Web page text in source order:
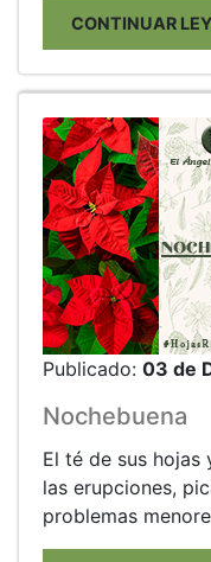
CONTINUAR
Publicado: 03 de
Nochebuena
El té de sus
las erupciones,
problemas